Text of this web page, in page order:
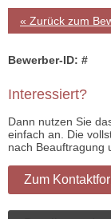
« Zurück zum
Bewerber-ID: #
Interessiert?
Dann nutzen Sie
einfach an. Die
nach Beauftragung
Zum